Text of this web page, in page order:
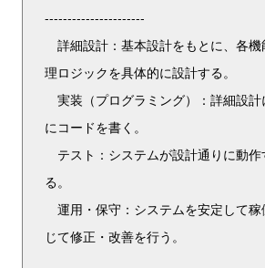
----------------------
詳細設計：基本設計をもとに、各
理ロジックを具体的に設計する。
実装（プログラミング）：詳細設計
にコードを書く。
テスト：システムが設計通りに動作
る。
運用・保守：システムを安定して
じて修正・改善を行う。